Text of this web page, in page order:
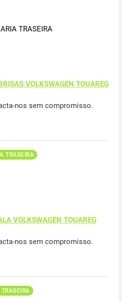
TRASEIRA
VOLKSWAGEN TOUAREG
nos sem compromisso.
TRASEIRA
VOLKSWAGEN TOUAREG
nos sem compromisso.